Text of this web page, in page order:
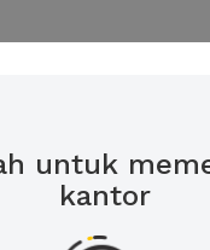
untuk
kantor